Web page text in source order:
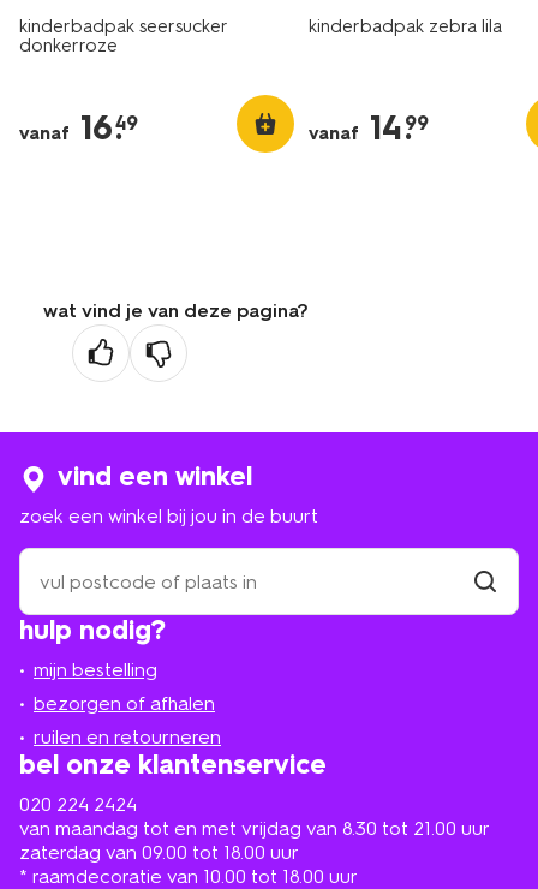
kinderbadpak seersucker
donkerroze
vanaf 16.
49
kinderbadpak zebra lila
vanaf 14.
99
wat vind je van deze pagina?
hulp nodig?
mijn bestelling
bezorgen of afhalen
ruilen en retourneren
bel onze klantenservice
020 224 2424
van maandag tot en met vrijdag van 8.30 tot 21.00 uur
zaterdag van 09.00 tot 18.00 uur
* raamdecoratie van 10.00 tot 18.00 uur
vind een winkel
zoek een winkel bij jou in de buurt
zoek
een
winkel
bij
in
de
buurt